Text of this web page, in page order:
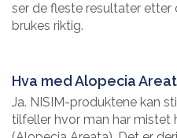
ser de fleste resultater etter
brukes riktig.
Hva med Alopecia
Ja. NISIM-produktene kan
tilfeller hvor man har mistet